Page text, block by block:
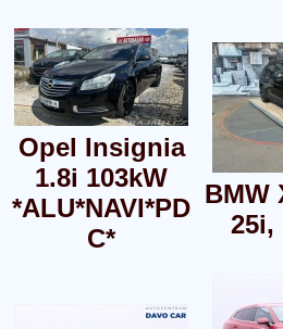
Opel Insignia
1.8i 103kW
*ALU*NAVI*PD
C*
BMW
25i,